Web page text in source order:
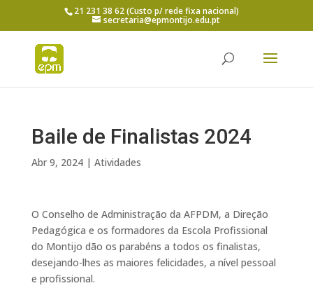
21 231 38 62 (Custo p/ rede fixa nacional)
secretaria@epmontijo.edu.pt
Baile de Finalistas 2024
Abr 9, 2024| Atividades
O Conselho de Administração da AFPDM, a Direção
Pedagógica e os formadores da Escola Profissional
do Montijo dão os parabéns a todos os finalistas,
desejando-lhes as maiores felicidades, a nível pessoal
e profissional.